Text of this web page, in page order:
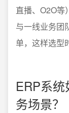
直播、O2O等
与一线业务团
单，这样选型
ERP系
务场景？